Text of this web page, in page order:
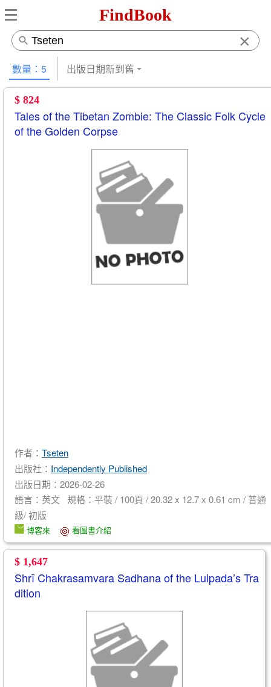
FindBook
×
數量：5 出版日期新到舊
$ 824
Tales of the Tibetan Zombie: The Classic Folk Cycle
of the Golden Corpse
作者： Tseten
出版社： Independently Published
出版日期：2026-02-26
語言：英文 規格：平裝 / 100頁 / 20.32 x 12.7 x 0.61 cm / 普通
級/ 初版
博客來 看圖書介紹
$ 1,647
Shrī Chakrasamvara Sadhana of the Luipada’s Tra
dition